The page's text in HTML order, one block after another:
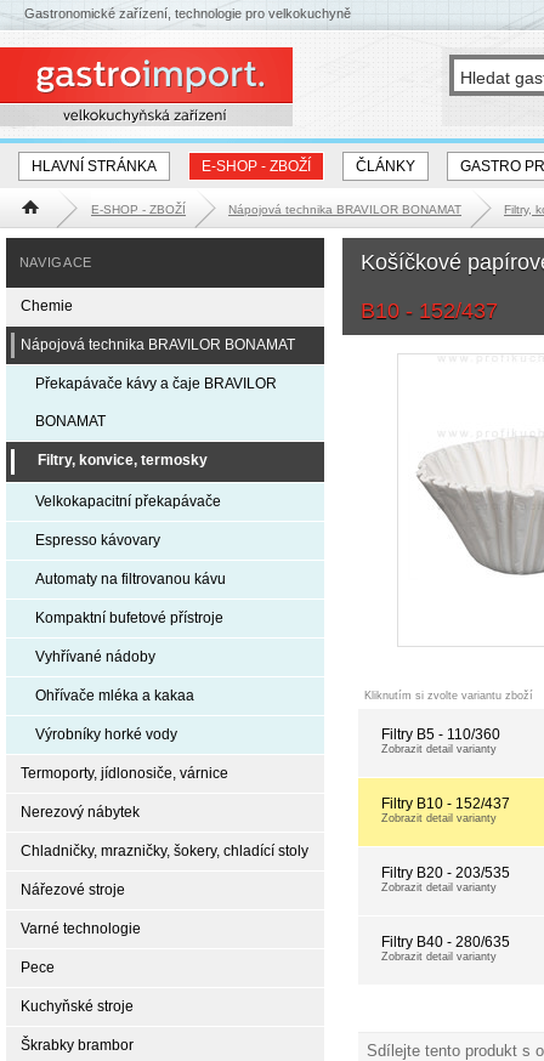
HLAVNÍ STRÁNKA E-SHOP - ZBOŽÍ ČLÁNKY GASTRO
Hlavní stránka E-SHOP - ZBOŽÍ Nápojová technika BRAVILOR BONAMAT Filtry,
Košíčkové
B10 - 152/437
Kliknutím si zvolte variantu zboží
Filtry B5 - 110/360
Zobrazit detail varianty
Filtry B10 - 152/437
Zobrazit detail varianty
Filtry B20 - 203/535
Zobrazit detail varianty
Filtry B40 - 280/635
Zobrazit detail varianty
Sdílejte tento produkt s
NAVIGACE
Chemie
Nápojová technika BRAVILOR BONAMAT
Překapávače kávy a čaje BRAVILOR
BONAMAT
Filtry, konvice, termosky
Velkokapacitní překapávače
Espresso kávovary
Automaty na filtrovanou kávu
Kompaktní bufetové přístroje
Vyhřívané nádoby
Ohřívače mléka a kakaa
Výrobníky horké vody
Termoporty, jídlonosiče, várnice
Nerezový nábytek
Chladničky, mrazničky, šokery, chladící stoly
Nářezové stroje
Varné technologie
Pece
Kuchyňské stroje
Škrabky brambor
Gastronomické zařízení, technologie pro velkokuchyně